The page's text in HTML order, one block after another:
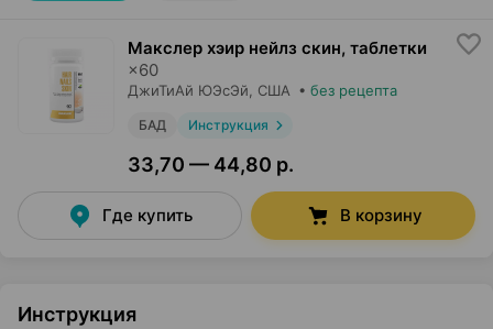
Макслер хэир нейлз скин, таблетки
×60
ДжиТиАй ЮЭсЭй , США • без рецепта
БАД Инструкция
33,70 — 44,80 р.
Где купить В корзину
Инструкция